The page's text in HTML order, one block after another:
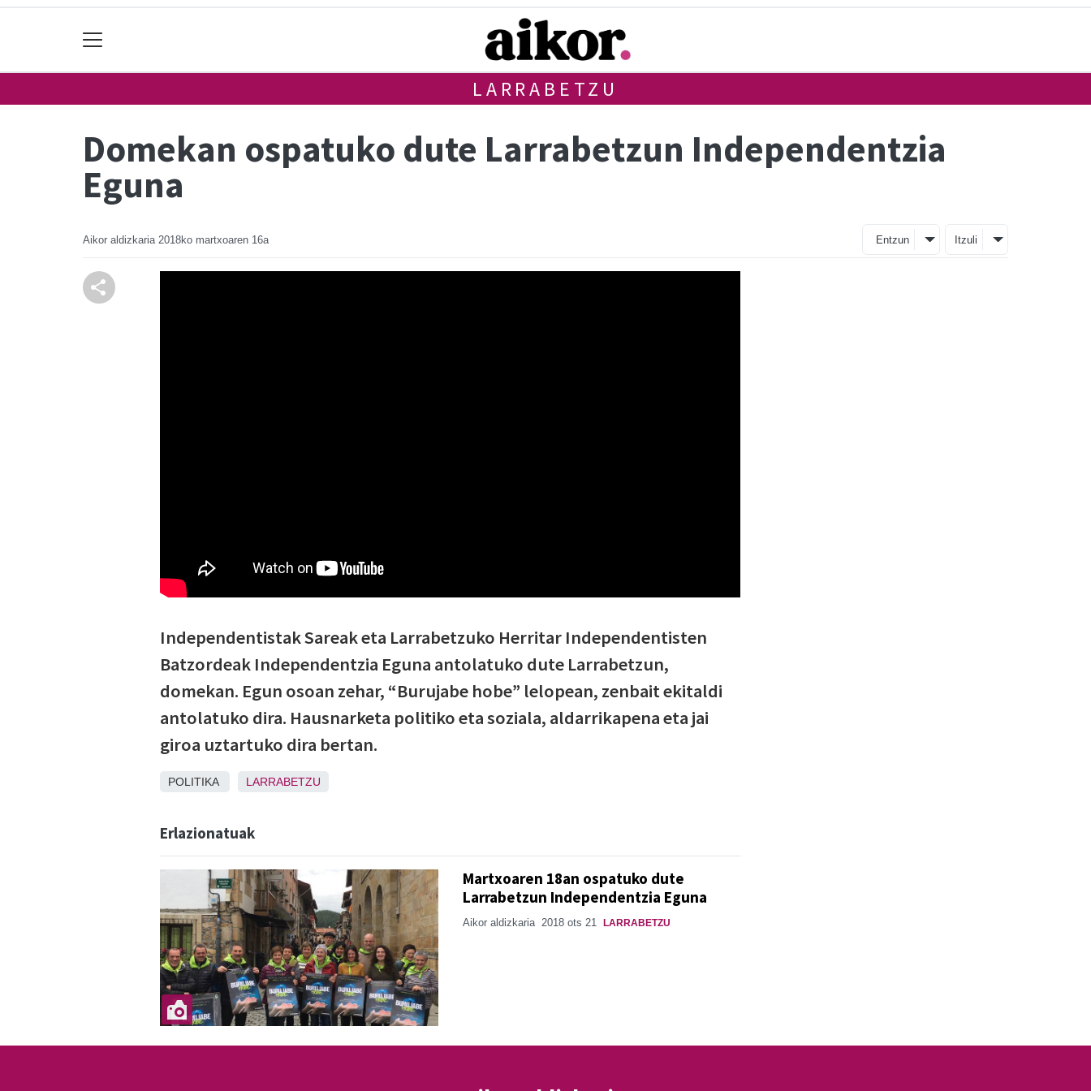
LARRABETZU
Domekan ospatuko dute Larrabetzun Independentzia
Eguna
Aikor aldizkaria 2018ko martxoaren 16a Entzun Itzuli
Independentistak Sareak eta Larrabetzuko Herritar Independentisten
Batzordeak Independentzia Eguna antolatuko dute Larrabetzun,
domekan. Egun osoan zehar, “Burujabe hobe” lelopean, zenbait ekitaldi
antolatuko dira. Hausnarketa politiko eta soziala, aldarrikapena eta jai
giroa uztartuko dira bertan.
POLITIKA LARRABETZU
Erlazionatuak
Martxoaren 18an ospatuko dute
Larrabetzun Independentzia Eguna
Aikor aldizkaria 2018 ots 21 LARRABETZU